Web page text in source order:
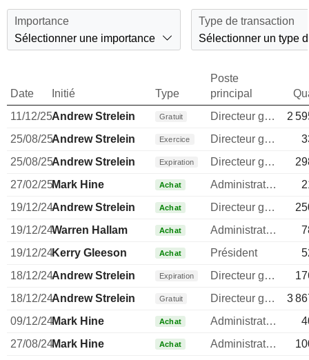
Importance
Sélectionner une importance
Type de transaction
Sélectionner un type
Date Initié Type
Poste
principal
11/12/25Andrew Strelein Gratuit Directeur general
2
25/08/25Andrew Strelein Exercice Directeur general
25/08/25Andrew Strelein Expiration Directeur general
27/02/25Mark Hine Achat Administrateur
19/12/24Andrew Strelein Achat Directeur general
19/12/24Warren Hallam Achat Administrateur
19/12/24Kerry Gleeson Achat Président
18/12/24Andrew Strelein Expiration Directeur general
18/12/24Andrew Strelein Gratuit Directeur general
3
09/12/24Mark Hine Achat Administrateur
27/08/24Mark Hine Achat Administrateur